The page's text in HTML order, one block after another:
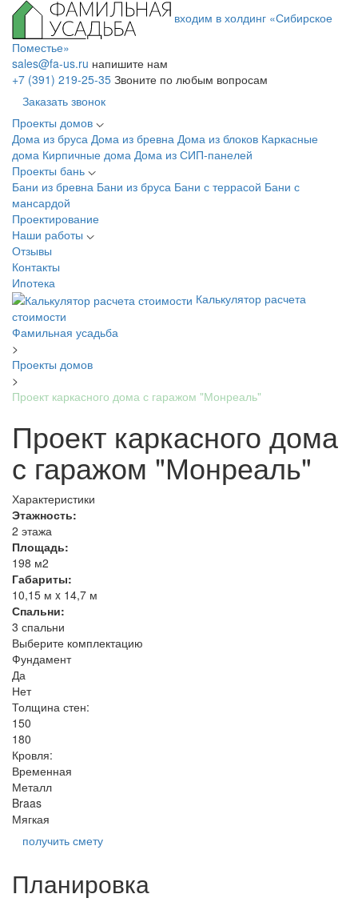
входим в холдинг «Сибирское
Поместье»
sales@fa-us.ru напишите нам
+7 (391) 219-25-35 Звоните по любым вопросам
Заказать звонок
Проекты домов
Дома из бруса Дома из бревна Дома из блоков Каркасные
дома Кирпичные дома Дома из СИП-панелей
Проекты бань
Бани из бревна Бани из бруса Бани с террасой Бани с
мансардой
Проектирование
Наши работы
Отзывы
Контакты
Ипотека
Калькулятор расчета
стоимости
Фамильная усадьба
>
Проекты домов
>
Проект каркасного дома с гаражом "Монреаль"
Проект каркасного дома
с гаражом "Монреаль"
Характеристики
Этажность:
2 этажа
Площадь:
198 м2
Габариты:
10,15 м x 14,7 м
Спальни:
3 спальни
Выберите комплектацию
Фундамент
Да
Нет
Толщина стен:
150
180
Кровля:
Временная
Металл
Braas
Мягкая
получить смету
Планировка